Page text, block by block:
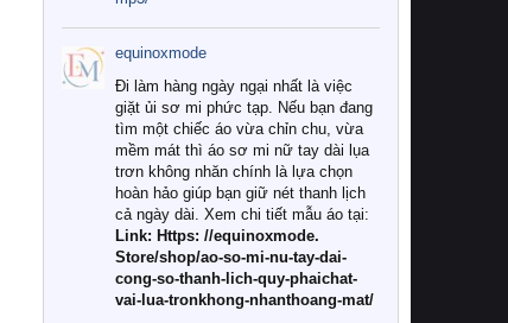
được những bộ chăn ga gối đệm cao
cấp thực sự chất lượng, phù hợp với
khí hậu và nhu cầu sử dụng của gia
đình? Hãy cùng chúng tôi đi tìm lời
giải đáp chi tiết qua bài viết dưới đây.
1. Tại sao các gia đình hiện đại lại ưa
chuộng chăn ga gối đệm cao cấp?
Khác với các dòng sản phẩm thông
thường, những bộ chăn ga gối đệm
cao cấp trải qua quy trình sản xuất
nghiêm ngặt từ khâu chọn lọc nguyên
liệu tự nhiên đến công nghệ dệt
nhuộm hiện đại không chứa hóa chất
equinoxmode
Đi làm hàng ngày ngại nhất là việc
giặt ủi sơ mi phức tạp. Nếu bạn đang
tìm một chiếc áo vừa chỉn chu, vừa
mềm mát thì áo sơ mi nữ tay dài lụa
trơn không nhăn chính là lựa chọn
hoàn hảo giúp bạn giữ nét thanh lịch
cả ngày dài. Xem chi tiết mẫu áo tại:
Link: Https: //equinoxmode.
Store/shop/ao-so-mi-nu-tay-dai-
cong-so-thanh-lich-quy-phaichat-
vai-lua-tronkhong-nhanthoang-mat/